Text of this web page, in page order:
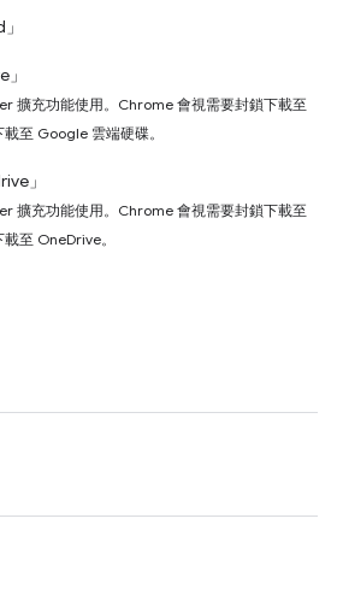
擴充功能使用。Chrome 會視需要封鎖下載至
至 Google 雲端硬碟。
」
擴充功能使用。Chrome 會視需要封鎖下載至
至 OneDrive。